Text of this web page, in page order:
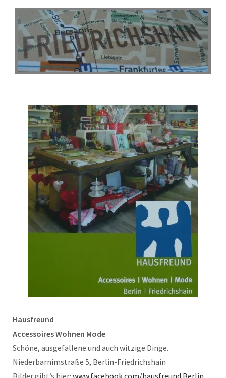
Hausfreund
Accessoires Wohnen Mode
Schöne, ausgefallene und auch witzige Dinge.
Niederbarnimstraße 5, Berlin-Friedrichshain
Bilder gibt’s hier: www.facebook.com/hausfreund.Berlin